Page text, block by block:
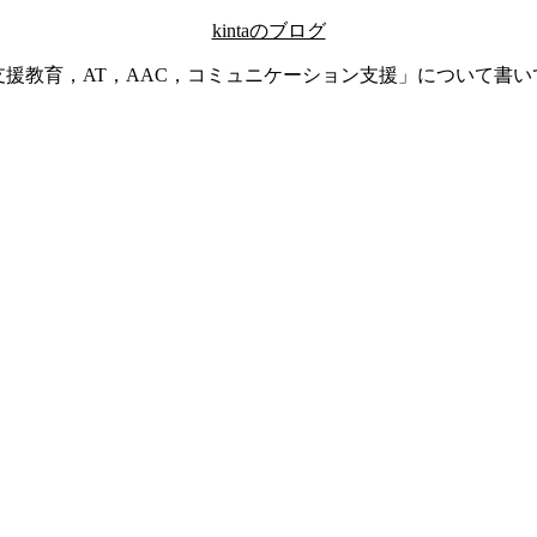
kintaのブログ
援教育，AT，AAC，コミュニケーション支援」について書